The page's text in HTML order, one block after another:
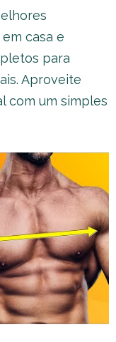
casa e
para
Aproveite
com um simples